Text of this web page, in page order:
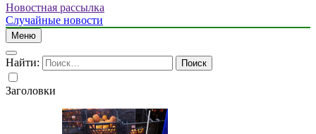
Новостная рассылка
Случайные новости
Меню
Найти:
Заголовки